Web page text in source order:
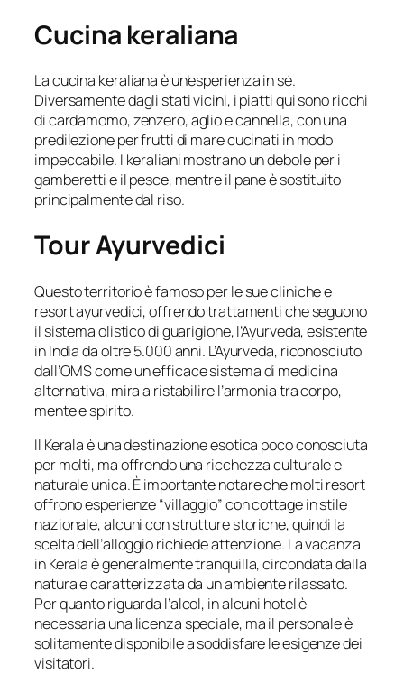
Cucina keraliana
La cucina keraliana è un’esperienza in sé.
Diversamente dagli stati vicini, i piatti qui sono ricchi
di cardamomo, zenzero, aglio e cannella, con una
predilezione per frutti di mare cucinati in modo
impeccabile. I keraliani mostrano un debole per i
gamberetti e il pesce, mentre il pane è sostituito
principalmente dal riso.
Tour Ayurvedici
Questo territorio è famoso per le sue cliniche e
resort ayurvedici, offrendo trattamenti che seguono
il sistema olistico di guarigione, l’Ayurveda, esistente
in India da oltre 5.000 anni. L’Ayurveda, riconosciuto
dall’OMS come un efficace sistema di medicina
alternativa, mira a ristabilire l’armonia tra corpo,
mente e spirito.
Il Kerala è una destinazione esotica poco conosciuta
per molti, ma offrendo una ricchezza culturale e
naturale unica. È importante notare che molti resort
offrono esperienze “villaggio” con cottage in stile
nazionale, alcuni con strutture storiche, quindi la
scelta dell’alloggio richiede attenzione. La vacanza
in Kerala è generalmente tranquilla, circondata dalla
natura e caratterizzata da un ambiente rilassato.
Per quanto riguarda l’alcol, in alcuni hotel è
necessaria una licenza speciale, ma il personale è
solitamente disponibile a soddisfare le esigenze dei
visitatori.